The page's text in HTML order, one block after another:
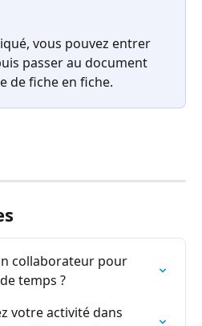
vous pouvez entrer
passer au document
de fiche en fiche.
collaborateur pour
temps ?
votre activité dans